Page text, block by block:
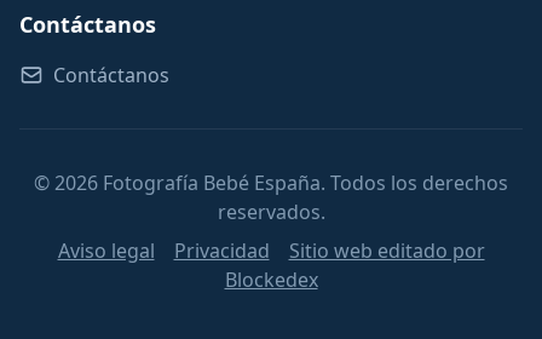
Contáctanos
Contáctanos
© 2026 Fotografía Bebé España. Todos los derechos
reservados.
Aviso legal
Privacidad
Sitio web editado por
Blockedex